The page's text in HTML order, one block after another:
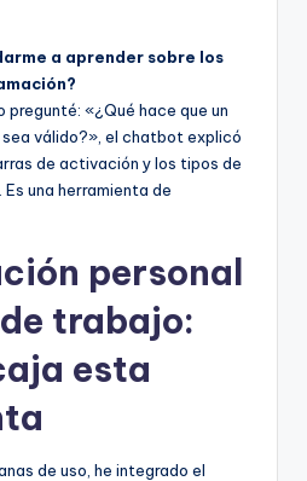
a aprender sobre los
pregunté: «¿Qué hace que un
válido?», el chatbot explicó
de activación y los tipos de
una herramienta de
personal
trabajo:
esta
de uso, he integrado el